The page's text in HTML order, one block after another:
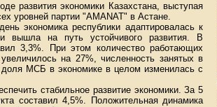
развития экономики Казахстана, выступая
уровней партии "AMANAT" в Астане.
экономика республики адаптировалась к
и вышла на путь устойчивого развития. В
3,3%. При этом количество работающих
на 27%, численность занятых в
МСБ в экономике в целом изменилась с
стабильное развитие экономики. За 5
составил 4,5%. Положительная динамика